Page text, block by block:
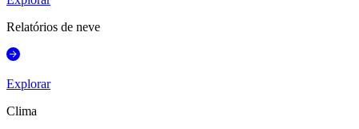
Relatórios de neve
Explorar
Clima